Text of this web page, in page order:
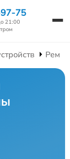
75
21:00